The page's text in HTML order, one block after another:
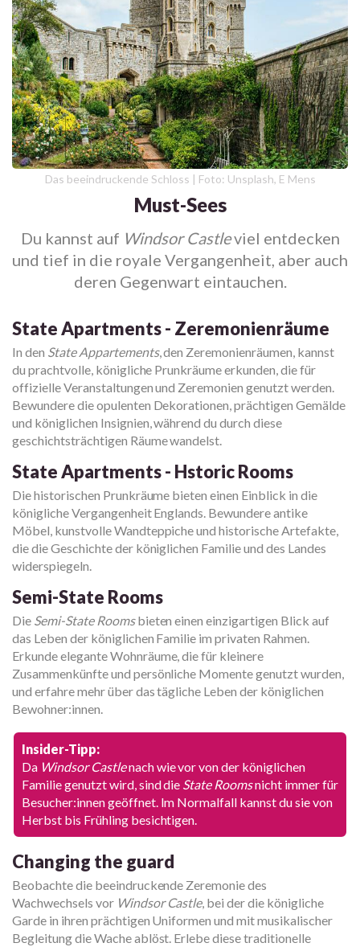
Das beeindruckende Schloss | Foto: Unsplash, E Mens
Must-Sees
Du kannst auf Windsor Castleviel entdecken
und tief in die royale Vergangenheit, aber auch
deren Gegenwart eintauchen.
State Apartments - Zeremonienräume
In den State Appartements, den Zeremonienräumen, kannst
du prachtvolle, königliche Prunkräume erkunden, die für
offizielle Veranstaltungen und Zeremonien genutzt werden.
Bewundere die opulenten Dekorationen, prächtigen Gemälde
und königlichen Insignien, während du durch diese
geschichtsträchtigen Räume wandelst.
State Apartments - Hstoric Rooms
Die historischen Prunkräume bieten einen Einblick in die
königliche Vergangenheit Englands. Bewundere antike
Möbel, kunstvolle Wandteppiche und historische Artefakte,
die die Geschichte der königlichen Familie und des Landes
widerspiegeln.
Semi-State Rooms
Die Semi-State Roomsbieten einen einzigartigen Blick auf
das Leben der königlichen Familie im privaten Rahmen.
Erkunde elegante Wohnräume, die für kleinere
Zusammenkünfte und persönliche Momente genutzt wurden,
und erfahre mehr über das tägliche Leben der königlichen
Bewohner:innen.
Insider-Tipp:
Da Windsor Castlenach wie vor von der königlichen
Familie genutzt wird, sind die State Roomsnicht immer für
Besucher:innen geöffnet. Im Normalfall kannst du sie von
Herbst bis Frühling besichtigen.
Changing the guard
Beobachte die beeindruckende Zeremonie des
Wachwechsels vor Windsor Castle, bei der die königliche
Garde in ihren prächtigen Uniformen und mit musikalischer
Begleitung die Wache ablöst. Erlebe diese traditionelle